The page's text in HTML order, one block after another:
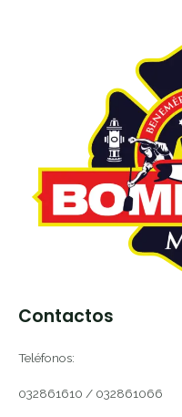
Contactos
Teléfonos:
032861610 / 032861066